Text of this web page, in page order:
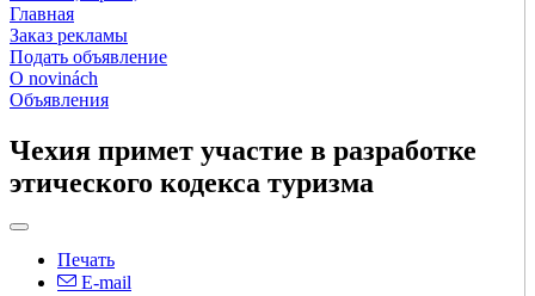
Главная
Заказ рекламы
Подать объявление
O novinách
Объявления
Чехия примет участие в разработке
этического кодекса туризма
Печать
E-mail